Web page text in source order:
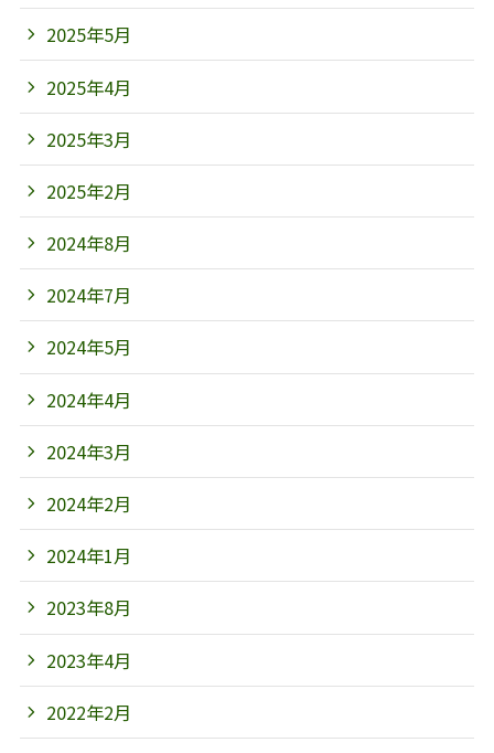
2025年5月
2025年4月
2025年3月
2025年2月
2024年8月
2024年7月
2024年5月
2024年4月
2024年3月
2024年2月
2024年1月
2023年8月
2023年4月
2022年2月